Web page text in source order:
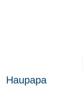
Haupapa